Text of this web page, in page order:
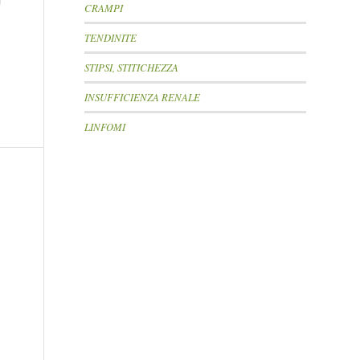
CRAMPI
TENDINITE
STIPSI, STITICHEZZA
INSUFFICIENZA RENALE
LINFOMI